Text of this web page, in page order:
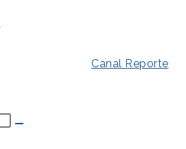
Canal Reporte